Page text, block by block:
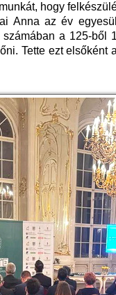
hogy
Anna az év
a 125-ből
Tette ezt